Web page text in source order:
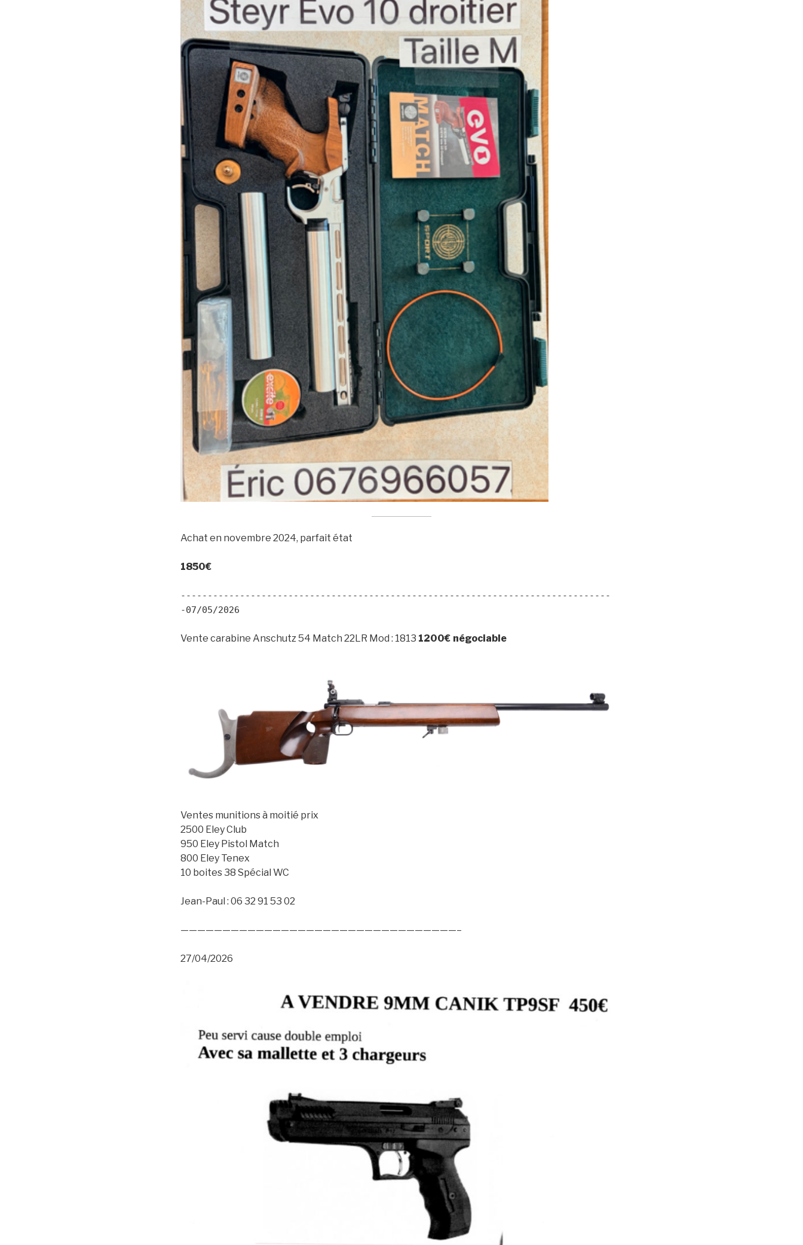
Achat en novembre 2024, parfait état
1850€
--------------------------------------------------------------------------------
-07/05/2026
Vente carabine Anschutz 54 Match 22LR Mod : 1813 1200€ négociable
Ventes munitions à moitié prix
2500 Eley Club
950 Eley Pistol Match
800 Eley Tenex
10 boites 38 Spécial WC
Jean-Paul : 06 32 91 53 02
—————————————————————————————————–
27/04/2026